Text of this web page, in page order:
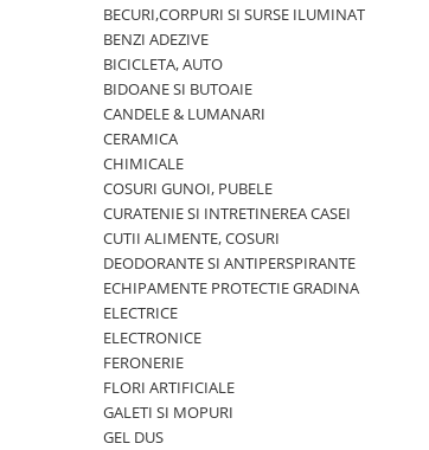
PERII SI RACLETE
MUSAMA, LINOLEUM
ORGANIZARE SI DEPOZITARE
UNICA FOLOSINTA
BECURI,CORPURI SI SURSE ILUMINAT
BENZI ADEZIVE
BICICLETA, AUTO
BIDOANE SI BUTOAIE
CANDELE & LUMANARI
CERAMICA
CHIMICALE
COSURI GUNOI, PUBELE
CURATENIE SI INTRETINEREA CASEI
CUTII ALIMENTE, COSURI
DEODORANTE SI ANTIPERSPIRANTE
ECHIPAMENTE PROTECTIE GRADINA
ELECTRICE
ELECTRONICE
FERONERIE
FLORI ARTIFICIALE
GALETI SI MOPURI
GEL DUS